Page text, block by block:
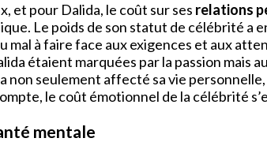
et pour Dalida, le coût sur ses relations
Le poids de son statut de célébrité a
mal à faire face aux exigences et aux
étaient marquées par la passion mais
seulement affecté sa vie
le coût émotionnel de la célébrité
mentale